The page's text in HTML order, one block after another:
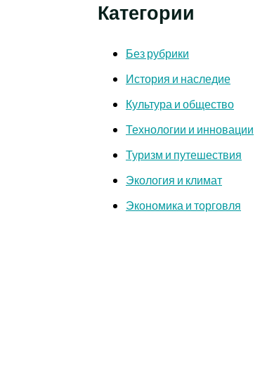
Категории
Без рубрики
История и наследие
Культура и общество
Технологии и инновации
Туризм и путешествия
Экология и климат
Экономика и торговля